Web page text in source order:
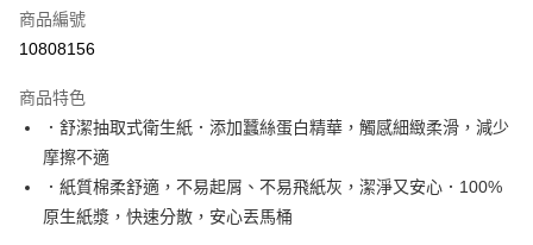
超商取貨付款
運送方式
全家取貨付款
免運費
常溫-付款後全家取貨
商品編號
10808156
商品特色
．舒潔抽取式衛生紙．添加蠶絲蛋白精華，觸感細緻柔滑，減少
摩擦不適
．紙質棉柔舒適，不易起屑、不易飛紙灰，潔淨又安心．100%
原生紙漿，快速分散，安心丟馬桶